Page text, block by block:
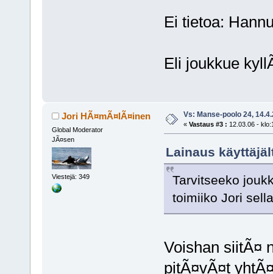
Ei tietoa:
Eli joukkue
Jori HÃ¤mÃ¤lÃ¤inen
Global Moderator
JÃ¤sen
Viestejä: 349
Vs: Manse-poolo 24,
« Vastaus #3 : 12.03.06 -
Lainaus
Tarvitseeko
toimiiko Jori
Voishan siitÃ¤
pitÃ¤vÃ¤t